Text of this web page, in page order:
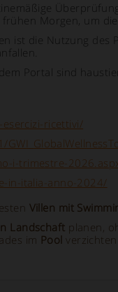
Morgen, um die
ist die Nutzung des
Portal sind
ricettivi/
i-trimestre-
in-italia-anno-2024/
Villen mit
Landschaft planen,
im Pool